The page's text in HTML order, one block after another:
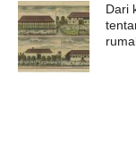
Dari